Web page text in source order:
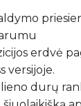
erdvė
versijoje.
durų